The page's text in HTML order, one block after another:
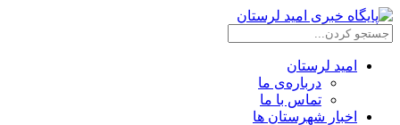
امید لرستان
درباره‌ی ما
تماس با ما
اخبار شهرستان ها